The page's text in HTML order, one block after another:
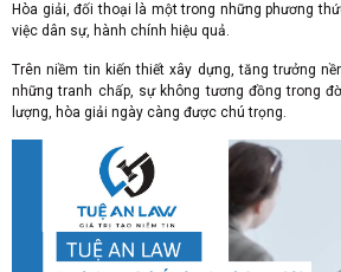
Hòa giải, đối thoại là một trong những phương
việc dân sự, hành chính hiệu quả.
Trên niềm tin kiến thiết xây dựng, tăng trưởng
những tranh chấp, sự không tương đồng trong
lượng, hòa giải ngày càng được chú trọng.